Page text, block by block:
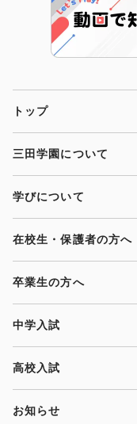
トップ
三田学園について
学びについて
在校生・保護者の方へ
卒業生の方へ
中学入試
高校入試
お知らせ